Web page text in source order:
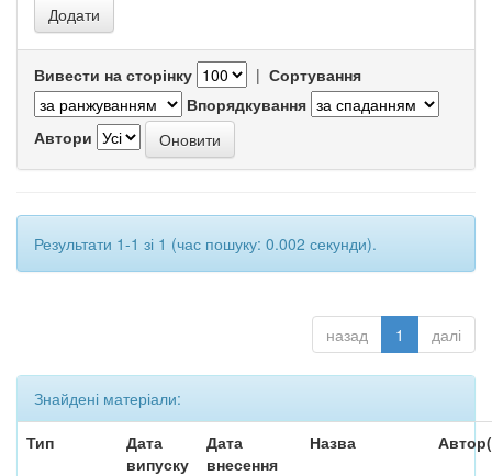
Вивести на сторінку | Сортування
Впорядкування
Автори
Результати 1-1 зі 1 (час пошуку: 0.002 секунди).
назад 1 далі
Знайдені матеріали:
Тип
Дата
випуску
Дата
внесення
Назва